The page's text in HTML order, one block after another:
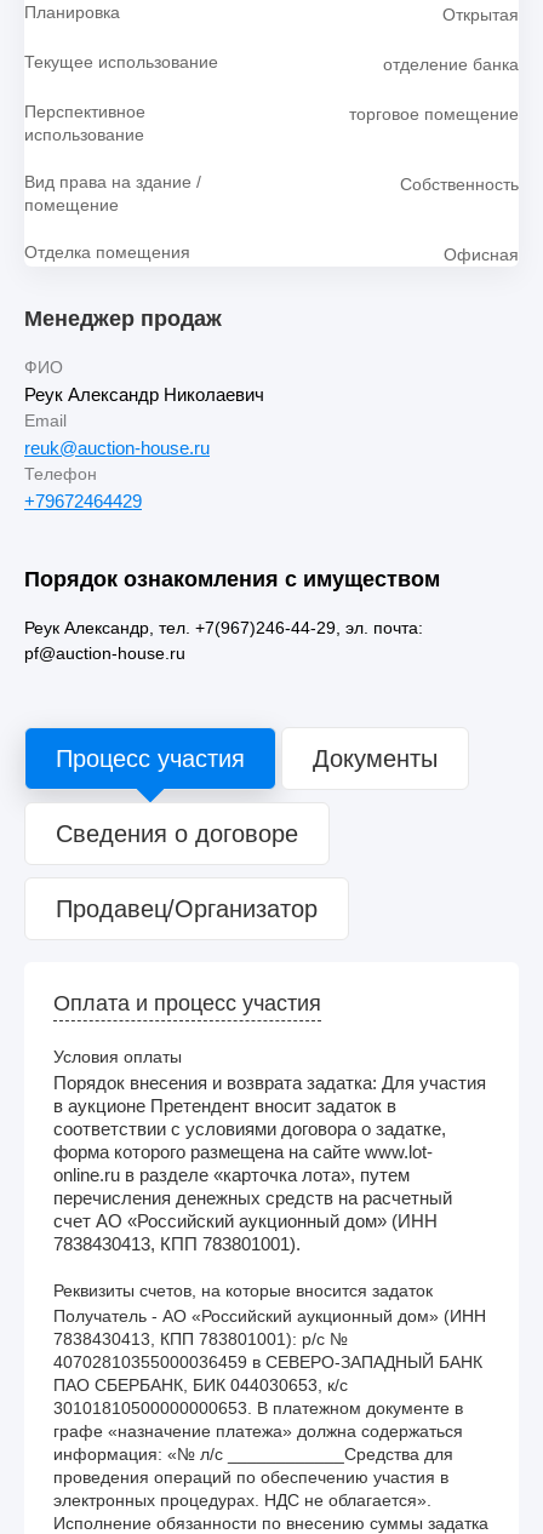
Планировка Открытая
Текущее использование отделение банка
Перспективное
использование
торговое помещение
Вид права на здание /
помещение
Собственность
Отделка помещения Офисная
Менеджер продаж
ФИО
Реук Александр Николаевич
Email
reuk@auction-house.ru
Телефон
+79672464429
Порядок ознакомления с имуществом
Реук Александр, тел. +7(967)246-44-29, эл. почта:
pf@auction-house.ru
Процесс участия Документы
Сведения о договоре
Продавец/Организатор
Оплата и процесс участия
Условия оплаты
Порядок внесения и возврата задатка: Для участия
в аукционе Претендент вносит задаток в
соответствии с условиями договора о задатке,
форма которого размещена на сайте www.lot-
online.ru в разделе «карточка лота», путем
перечисления денежных средств на расчетный
счет АО «Российский аукционный дом» (ИНН
7838430413, КПП 783801001).
Реквизиты счетов, на которые вносится задаток
Получатель - АО «Российский аукционный дом» (ИНН
7838430413, КПП 783801001): р/с №
40702810355000036459 в СЕВЕРО-ЗАПАДНЫЙ БАНК
ПАО СБЕРБАНК, БИК 044030653, к/с
30101810500000000653. В платежном документе в
графе «назначение платежа» должна содержаться
информация: «№ л/с ____________Средства для
проведения операций по обеспечению участия в
электронных процедурах. НДС не облагается».
Исполнение обязанности по внесению суммы задатка